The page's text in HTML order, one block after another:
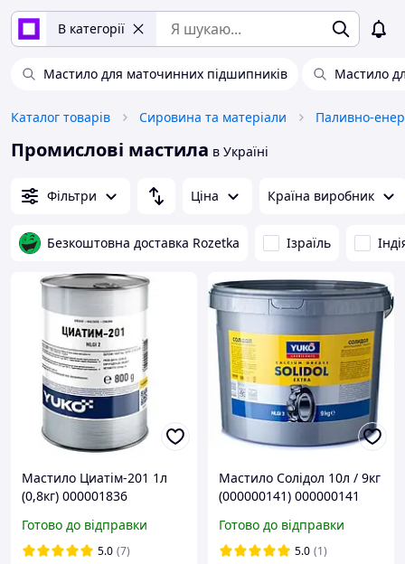
В категорії
Мастило для маточинних підшипників Мастило
Каталог товарів Сировина та матеріали Паливно-
Промислові мастила в Україні
Фільтри Ціна Країна виробник
Безкоштовна доставка Rozetka Ізраїль
Мастило Циатім-201 1л
(0,8кг) 000001836
Готово до відправки
5.0 (7)
Мастило Солідол 10л / 9кг
(000000141) 000000141
Готово до відправки
5.0 (1)